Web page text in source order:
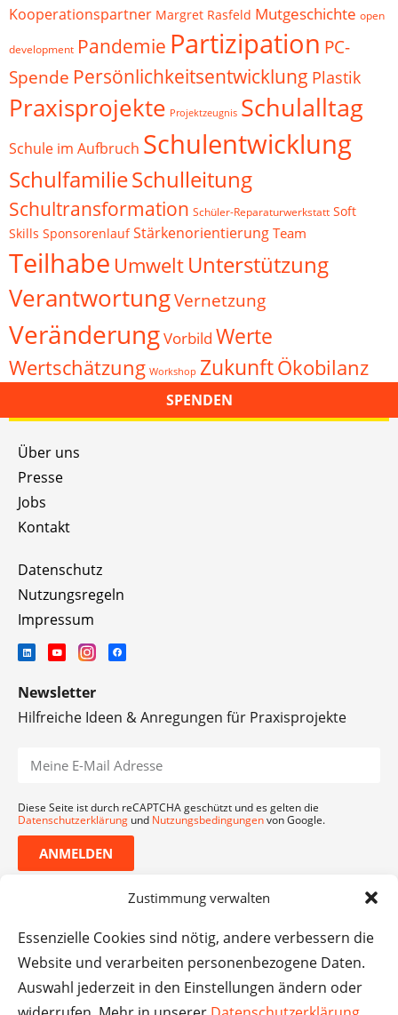
Zustimmung verwalten
Essenzielle Cookies sind nötig, andere verbessern die
Website und verarbeiten personenbezogene Daten.
Auswahl jederzeit in den Einstellungen ändern oder
Kooperationspartner Margret Rasfeld Mutgeschichte open
development Pandemie Partizipation PC-
Spende Persönlichkeitsentwicklung Plastik
Praxisprojekte Projektzeugnis Schulalltag
Schule im Aufbruch Schulentwicklung
SchulfamilieSchulleitung
Schultransformation Schüler-Reparaturwerkstatt Soft
Skills Sponsorenlauf Stärkenorientierung Team
Teilhabe Umwelt Unterstützung
VerantwortungVernetzung
VeränderungVorbild Werte
Wertschätzung Workshop ZukunftÖkobilanz
SPENDEN
Über uns
Presse
Jobs
Kontakt
Datenschutz
Nutzungsregeln
Impressum
Newsletter
Hilfreiche Ideen & Anregungen für Praxisprojekte
Diese Seite ist durch reCAPTCHA geschützt und es gelten die
Datenschutzerklärung und Nutzungsbedingungenvon Google.
ANMELDEN